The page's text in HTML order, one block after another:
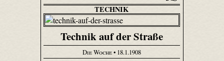
TECHNIK
Technik auf der Straße
Die Woche• 18.1.1908